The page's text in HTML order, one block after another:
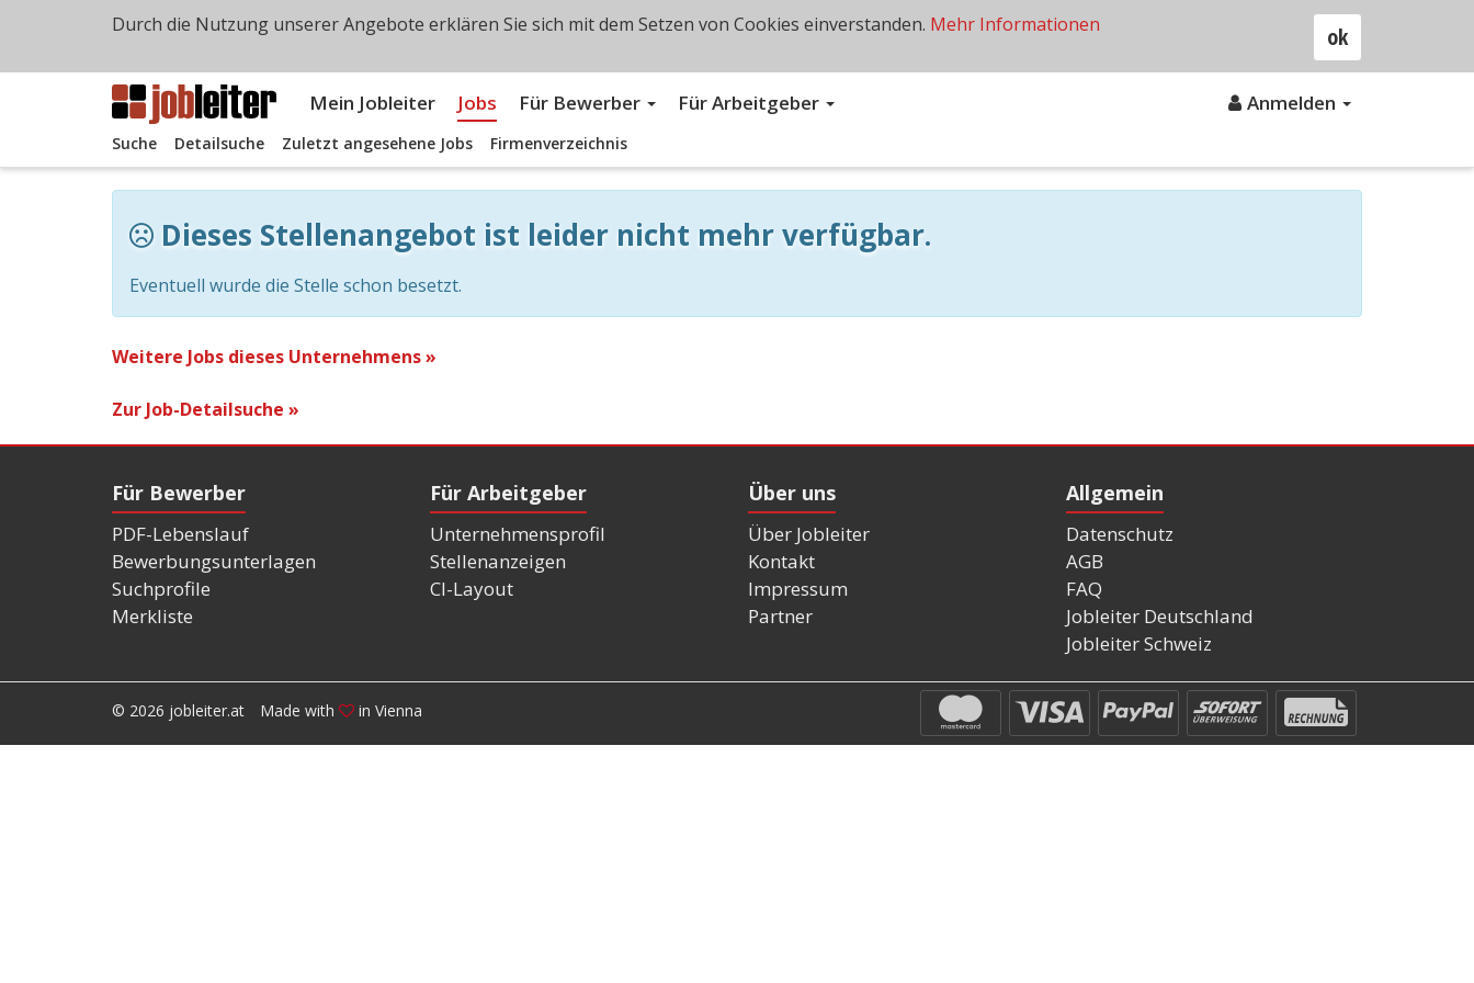
Mein Jobleiter Jobs Für Bewerber Für Arbeitgeber Anmelden
Suche Detailsuche Zuletzt angesehene Jobs Firmenverzeichnis
Dieses Stellenangebot ist leider nicht mehr verfügbar.
Eventuell wurde die Stelle schon besetzt.
Weitere Jobs dieses Unternehmens »
Zur Job-Detailsuche »
Für Bewerber
PDF-Lebenslauf
Bewerbungsunterlagen
Suchprofile
Merkliste
Für Arbeitgeber
Unternehmensprofil
Stellenanzeigen
CI-Layout
Über uns
Über Jobleiter
Kontakt
Impressum
Partner
Allgemein
Datenschutz
AGB
FAQ
Jobleiter Deutschland
Jobleiter Schweiz
© 2026 jobleiter.at Made with in Vienna
ok
Durch die Nutzung unserer Angebote erklären Sie sich mit dem Setzen von Cookies einverstanden. Mehr Informationen